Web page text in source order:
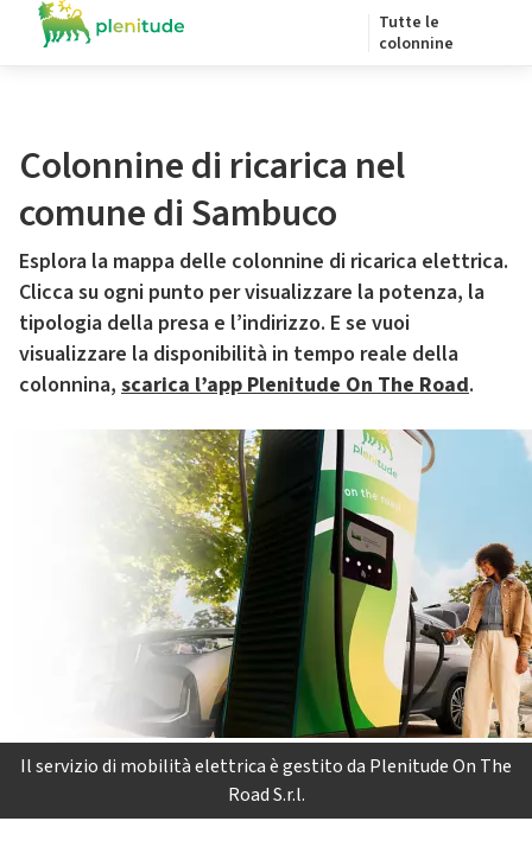
Tutte le
colonnine
Colonnine di ricarica nel
comune di Sambuco
Esplora la mappa delle colonnine di ricarica elettrica.
Clicca su ogni punto per visualizzare la potenza, la
tipologia della presa e l’indirizzo. E se vuoi
visualizzare la disponibilità in tempo reale della
colonnina, scarica l’app Plenitude On The Road.
Il servizio di mobilità elettrica è gestito da Plenitude On The
Road S.r.l.